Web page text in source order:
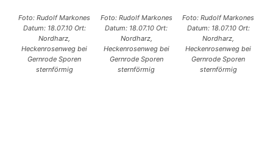
Foto: Rudolf Markones
Datum: 18.07.10 Ort:
Nordharz,
Heckenrosenweg bei
Gernrode Sporen
sternförmig
Foto: Rudolf Markones
Datum: 18.07.10 Ort:
Nordharz,
Heckenrosenweg bei
Gernrode Sporen
sternförmig
Foto: Rudolf Markones
Datum: 18.07.10 Ort:
Nordharz,
Heckenrosenweg bei
Gernrode Sporen
sternförmig